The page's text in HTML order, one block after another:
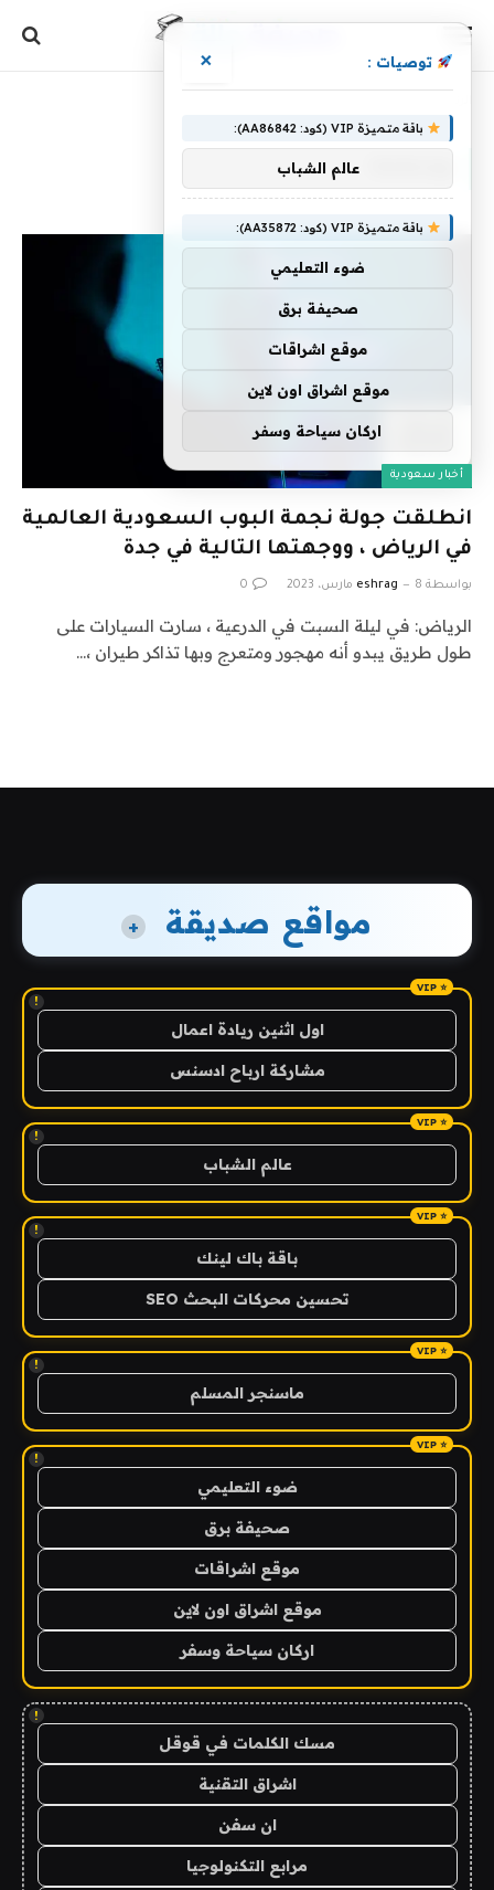
أخبار سعودية
انطلقت جولة نجمة البوب ​​السعودية العالمية
في الرياض ، ووجهتها التالية في جدة
بواسطة eshrag 8 مارس، 2023 0
الرياض: في ليلة السبت في الدرعية ، سارت السيارات على
طول طريق يبدو أنه مهجور ومتعرج وبها تذاكر طيران ،…
مواقع صديقة +
!
اول اثنين ريادة اعمال
مشاركة ارباح ادسنس
!
عالم الشباب
!
باقة باك لينك
تحسين محركات البحث SEO
!
ماسنجر المسلم
!
ضوء التعليمي
صحيفة برق
موقع اشراقات
موقع اشراق اون لاين
اركان سياحة وسفر
!
مسك الكلمات في قوقل
اشراق التقنية
ان سفن
مرابع التكنولوجيا
توصيات : ×
باقة متميزة VIP (كود: AA86842):
عالم الشباب
باقة متميزة VIP (كود: AA35872):
ضوء التعليمي
صحيفة برق
موقع اشراقات
موقع اشراق اون لاين
اركان سياحة وسفر